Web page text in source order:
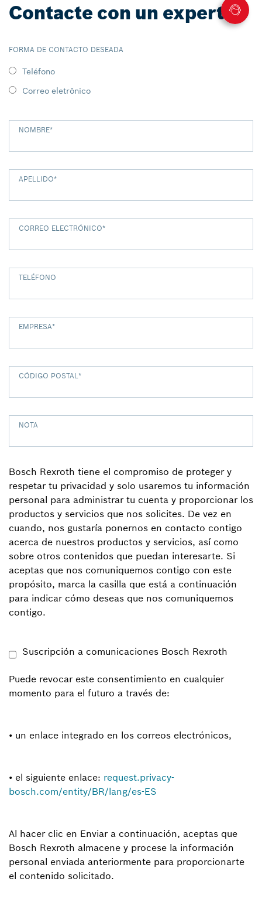
Contacte con un experto
FORMA DE CONTACTO DESEADA
Teléfono
Correo eletrônico
NOMBRE*
APELLIDO*
CORREO ELECTRÓNICO*
TELÉFONO
EMPRESA*
CÓDIGO POSTAL *
NOTA
Bosch Rexroth tiene el compromiso de proteger y
respetar tu privacidad y solo usaremos tu información
personal para administrar tu cuenta y proporcionar los
productos y servicios que nos solicites. De vez en
cuando, nos gustaría ponernos en contacto contigo
acerca de nuestros productos y servicios, así como
sobre otros contenidos que puedan interesarte. Si
aceptas que nos comuniquemos contigo con este
propósito, marca la casilla que está a continuación
para indicar cómo deseas que nos comuniquemos
contigo.
Suscripción a comunicaciones Bosch Rexroth
Puede revocar este consentimiento en cualquier
momento para el futuro a través de:
• un enlace integrado en los correos electrónicos,
• el siguiente enlace: request.privacy-
bosch.com/entity/BR/lang/es-ES
Al hacer clic en Enviar a continuación, aceptas que
Bosch Rexroth almacene y procese la información
personal enviada anteriormente para proporcionarte
el contenido solicitado.